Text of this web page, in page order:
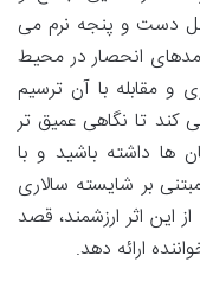
دست و پنجه نرم می
انحصار در محیط
و مقابله با آن ترسیم
تا نگاهی عمیق تر
ها داشته باشید و با
بر شایسته سالاری
این اثر ارزشمند، قصد
ارائه دهد.